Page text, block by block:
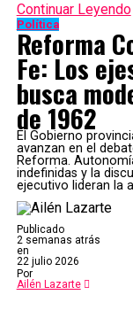
Continuar Leyendo
Política
Reforma
Fe: Los
busca
de 1962
El Gobierno
avanzan en el
Reforma.
indefinidas y la
ejecutivo lideran la
Publicado
2 semanas atrás
en
22 julio 2026
Por
Ailén Lazarte